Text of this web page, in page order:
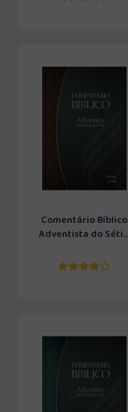
Comentário Bíblico
Adventista do